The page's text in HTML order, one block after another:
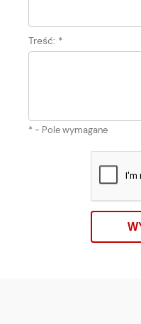
Treść: *
*- Pole wymagane